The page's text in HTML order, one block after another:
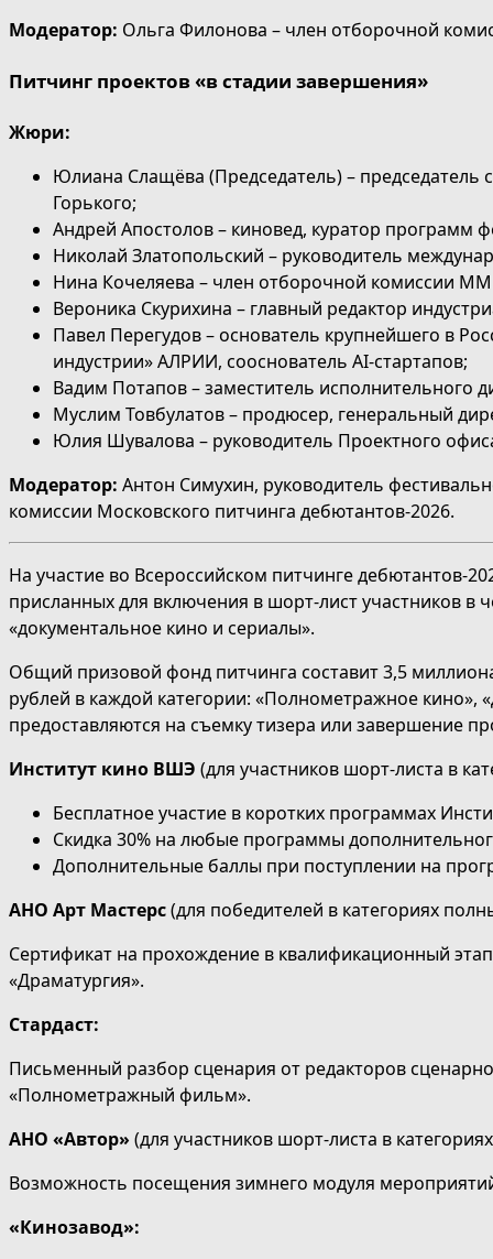
Модератор: Ольга Филонова – член отборочной
Питчинг проектов «в стадии завершения»
Жюри:
Юлиана Слащёва (Председатель)– председатель
Горького;
Андрей Апостолов – киновед, куратор программ
Николай Златопольский – руководитель
Нина Кочеляева – член отборочной комиссии
Вероника Скурихина – главный редактор
Павел Перегудов – основатель крупнейшего в
индустрии» АЛРИИ, сооснователь AI-стартапов;
Вадим Потапов – заместитель исполнительного
Муслим Товбулатов – продюсер, генеральный
Юлия Шувалова – руководитель Проектного
Модератор: Антон Симухин, руководитель
комиссии Московского питчинга дебютантов-2026.
На участие во Всероссийском питчинге дебютантов-
присланных для включения в шорт-лист участников в
«документальное кино и сериалы».
Общий призовой фонд питчинга составит 3,5
рублей в каждой категории: «Полнометражное
предоставляются на съемку тизера или завершение
Институт кино ВШЭ (для участников шорт-листа в
Бесплатное участие в коротких программах
Скидка 30% на любые программы
Дополнительные баллы при поступлении на
АНО Арт Мастерс(для победителей в категориях
Сертификат на прохождение в квалификационный
«Драматургия».
Стардаст:
Письменный разбор сценария от редакторов
«Полнометражный фильм».
АНО «Автор» (для участников шорт-листа в
Возможность посещения зимнего модуля
«Кинозавод»: